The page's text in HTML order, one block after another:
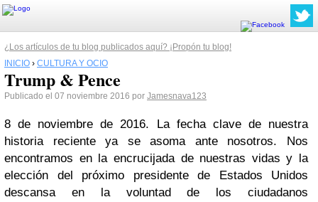
¿Los artículos de tu blog publicados aquí? ¡Propón tu blog!
INICIO › CULTURA Y OCIO
Trump & Pence
Publicado el 07 noviembre 2016 por Jamesnava123
8 de noviembre de 2016. La fecha clave de nuestra
historia reciente ya se asoma ante nosotros. Nos
encontramos en la encrucijada de nuestras vidas y la
elección del próximo presidente de Estados Unidos
descansa en la voluntad de los ciudadanos